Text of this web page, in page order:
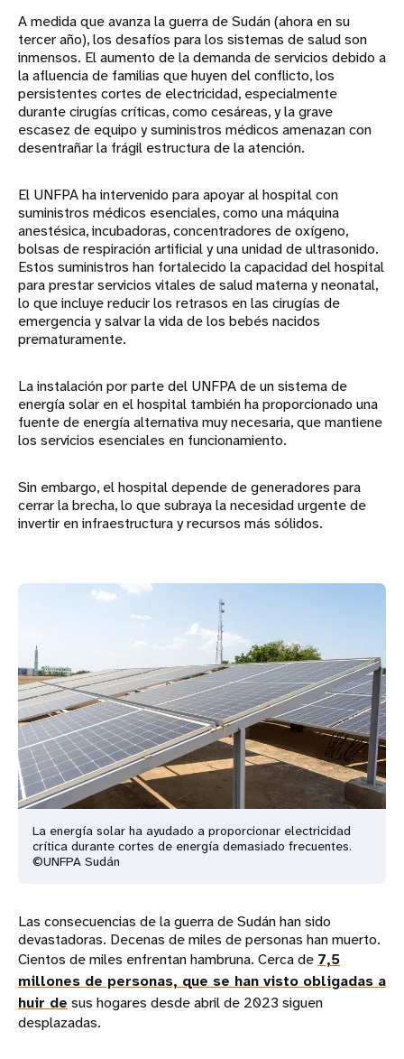
A medida que avanza la guerra de Sudán (ahora en su
tercer año), los desafíos para los sistemas de salud son
inmensos. El aumento de la demanda de servicios debido a
la afluencia de familias que huyen del conflicto, los
persistentes cortes de electricidad, especialmente
durante cirugías críticas, como cesáreas, y la grave
escasez de equipo y suministros médicos amenazan con
desentrañar la frágil estructura de la atención.
El UNFPA ha intervenido para apoyar al hospital con
suministros médicos esenciales, como una máquina
anestésica, incubadoras, concentradores de oxígeno,
bolsas de respiración artificial y una unidad de ultrasonido.
Estos suministros han fortalecido la capacidad del hospital
para prestar servicios vitales de salud materna y neonatal,
lo que incluye reducir los retrasos en las cirugías de
emergencia y salvar la vida de los bebés nacidos
prematuramente.
La instalación por parte del UNFPA de un sistema de
energía solar en el hospital también ha proporcionado una
fuente de energía alternativa muy necesaria, que mantiene
los servicios esenciales en funcionamiento.
Sin embargo, el hospital depende de generadores para
cerrar la brecha, lo que subraya la necesidad urgente de
invertir en infraestructura y recursos más sólidos.
La energía solar ha ayudado a proporcionar electricidad
crítica durante cortes de energía demasiado frecuentes.
©UNFPA Sudán
Las consecuencias de la guerra de Sudán han sido
devastadoras. Decenas de miles de personas han muerto.
Cientos de miles enfrentan hambruna. Cerca de 7,5
millones de personas, que se han visto obligadas a
huir de sus hogares desde abril de 2023 siguen
desplazadas.